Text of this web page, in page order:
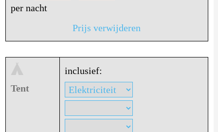
per nacht
Prijs verwijderen
Tent
inclusief: